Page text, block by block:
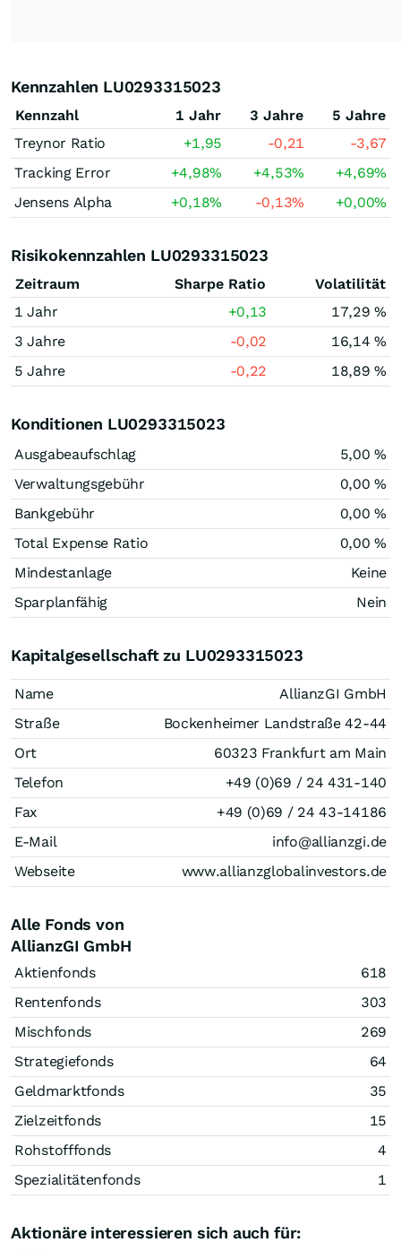
Kennzahlen LU0293315023
Kennzahl 1 Jahr 3 Jahre
5 Jahre
Treynor Ratio
+1,95 -0,21
-3,67
Tracking Error
+4,98% +4,53% +4,69%
Jensens Alpha
+0,18% -0,13% +0,00%
Risikokennzahlen LU0293315023
Zeitraum Sharpe Ratio
Volatilität
1 Jahr
+0,13
17,29 %
3 Jahre
-0,02
16,14 %
5 Jahre
-0,22 18,89 %
Konditionen LU0293315023
Ausgabeaufschlag
5,00 %
Verwaltungsgebühr
0,00 %
Bankgebühr
0,00 %
Total Expense Ratio
0,00 %
Mindestanlage
Keine
Sparplanfähig
Nein
Kapitalgesellschaft zu LU0293315023
Name
AllianzGI GmbH
Straße
Bockenheimer Landstraße 42-44
Ort
60323 Frankfurt am Main
Telefon
+49 (0)69 / 24 431-140
Fax
+49 (0)69 / 24 43-14186
E-Mail
info@allianzgi.de
Webseite
www.allianzglobalinvestors.de
Alle Fonds von
AllianzGI GmbH
Aktienfonds
618
Rentenfonds
303
Mischfonds
269
Strategiefonds
64
Geldmarktfonds
35
Zielzeitfonds
15
Rohstofffonds
4
Spezialitätenfonds
1
Aktionäre interessieren sich auch für: